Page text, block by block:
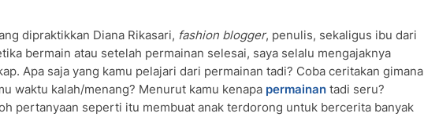
dipraktikkan Diana Rikasari, fashion blogger, penulis, sekaligus ibu dari
bermain atau setelah permainan selesai, saya selalu mengajaknya
Apa saja yang kamu pelajari dari permainan tadi? Coba ceritakan gimana
waktu kalah/menang? Menurut kamu kenapa permainan tadi seru?
pertanyaan seperti itu membuat anak terdorong untuk bercerita banyak